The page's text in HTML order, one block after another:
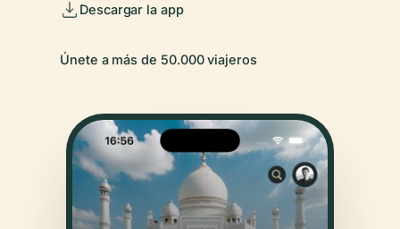
Descargar la app
Únete a más de 50.000 viajeros